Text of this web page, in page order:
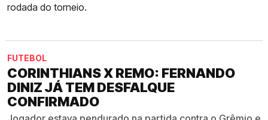
rodada do torneio.
FUTEBOL
CORINTHIANS X REMO: FERNANDO
DINIZ JÁ TEM DESFALQUE
CONFIRMADO